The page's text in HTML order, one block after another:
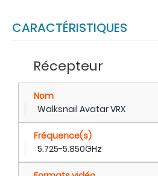
CARACTÉRISTIQUES
Récepteur
Nom
Walksnail Avatar VRX
Fréquence(s)
5.725-5.850GHz